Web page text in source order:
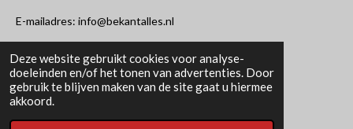
Deze website gebruikt cookies voor analyse-
doeleinden en/of het tonen van advertenties. Door
gebruik te blijven maken van de site gaat u hiermee
akkoord.
E-mailadres: info@bekantalles.nl
Rooysestraat 4
6621AM Dreumel
© 2020 - 2026 Bekant Alles